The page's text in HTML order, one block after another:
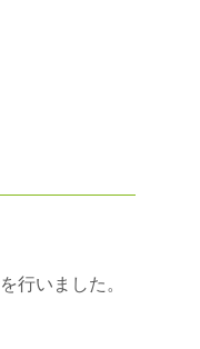
行いました。